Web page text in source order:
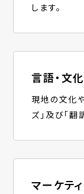
します。
言語・文
現地の文化
ズ」及び「翻
マーケテ